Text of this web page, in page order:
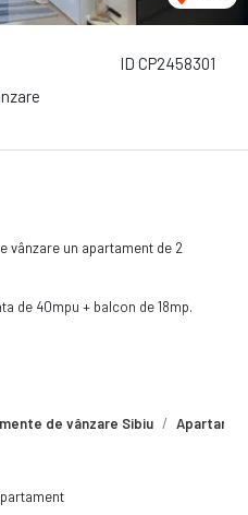
ID CP2458301
de vânzare Sibiu
vânzare un apartament de 2
de 40mpu + balcon de 18mp.